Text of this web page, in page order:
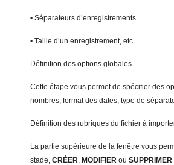
• Séparateurs d’enregistrements
• Taille d’un enregistrement, etc.
Définition des options globales
Cette étape vous permet de spécifier des
nombres, format des dates, type de
Définition des rubriques du fichier à
La partie supérieure de la fenêtre vous
stade, CRÉER, MODIFIER ou SUPPRIMER